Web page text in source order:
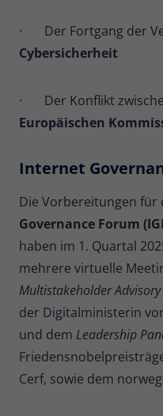
· Der Fortgang der
Cybersicherheit
· Der Konflikt
Europäischen
Internet
Die Vorbereitungen für
Governance Forum
haben im 1. Quartal
mehrere virtuelle
Multistakeholder
der Digitalministerin
und dem Leadership
Cerf, sowie dem
Laufzeit 30
Zweck
Daten für
werden.
Name _pk_cvar
Anbieter Matomo
Laufzeit 30
Zweck
Daten für
werden.